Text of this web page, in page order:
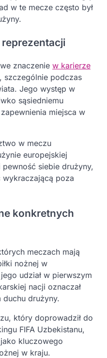
w te mecze często był
znaczenie w karierze
szczególnie podczas
Jego występ w
sąsiedniemu
miejsca w
w meczu
europejskiej
siebie drużyny,
poza
konkretnych
meczach mają
nożnej w
udział w pierwszym
nacji oznaczał
duchu drużyny.
który doprowadził do
FIFA Uzbekistanu,
kluczowego
w kraju.